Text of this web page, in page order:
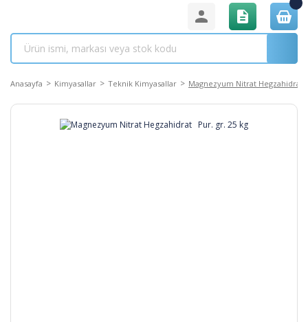
Anasayfa Kimyasallar Teknik Kimyasallar Magnezyum Nitrat Hegzahidrat